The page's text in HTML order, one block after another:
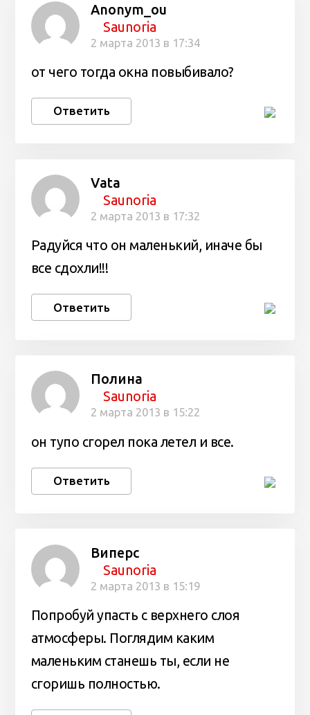
Anonym_ou
Saunoria
2 марта 2013 в 17:34
от чего тогда окна повыбивало?
Ответить
Vata
Saunoria
2 марта 2013 в 17:32
Радуйся что он маленький, иначе бы
все сдохли!!!
Ответить
Полина
Saunoria
2 марта 2013 в 15:22
он тупо сгорел пока летел и все.
Ответить
Виперс
Saunoria
2 марта 2013 в 15:19
Попробуй упасть с верхнего слоя
атмосферы. Поглядим каким
маленьким станешь ты, если не
сгоришь полностью.